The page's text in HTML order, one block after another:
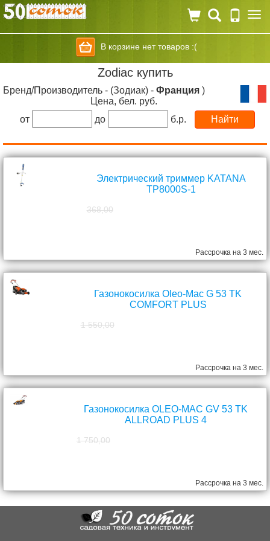
В корзине нет товаров :(
Zodiac купить
Бренд/Производитель - (Зодиак) - Франция )
Цена, бел. руб.
от
до б.р.
Электрический триммер KATANA
TP8000S-1
368,00
Рассрочка на 3 мес.
Газонокосилка Oleo-Mac G 53 TK
COMFORT PLUS
1 550,00
Рассрочка на 3 мес.
Газонокосилка OLEO-MAC GV 53 TK
ALLROAD PLUS 4
1 750,00
Рассрочка на 3 мес.